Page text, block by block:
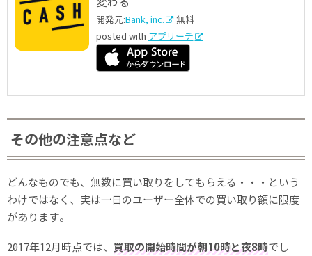
開発元:Bank, inc.
無料
posted with アプリーチ
その他の注意点など
どんなものでも、無数に買い取りをしてもらえる・・・という
わけではなく、実は一日のユーザー全体での買い取り額に限度
があります。
2017年12月時点では、 買取の開始時間が朝10時と夜8時でし